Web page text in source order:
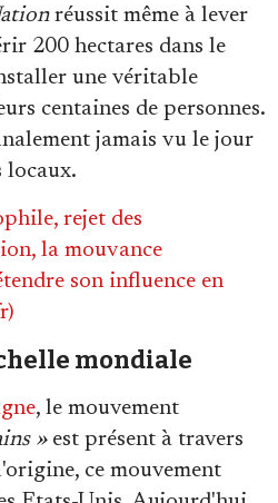
réussit même à lever
200 hectares dans le
une véritable
centaines de personnes.
jamais vu le jour
locaux.
rejet des
la mouvance
son influence en
mondiale
, le mouvement
»est présent à travers
ce mouvement